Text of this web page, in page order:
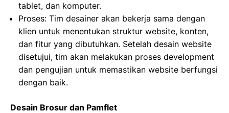
tablet, dan komputer.
Proses: Tim desainer akan bekerja sama dengan
klien untuk menentukan struktur website, konten,
dan fitur yang dibutuhkan. Setelah desain website
disetujui, tim akan melakukan proses development
dan pengujian untuk memastikan website berfungsi
dengan baik.
Desain Brosur dan Pamflet